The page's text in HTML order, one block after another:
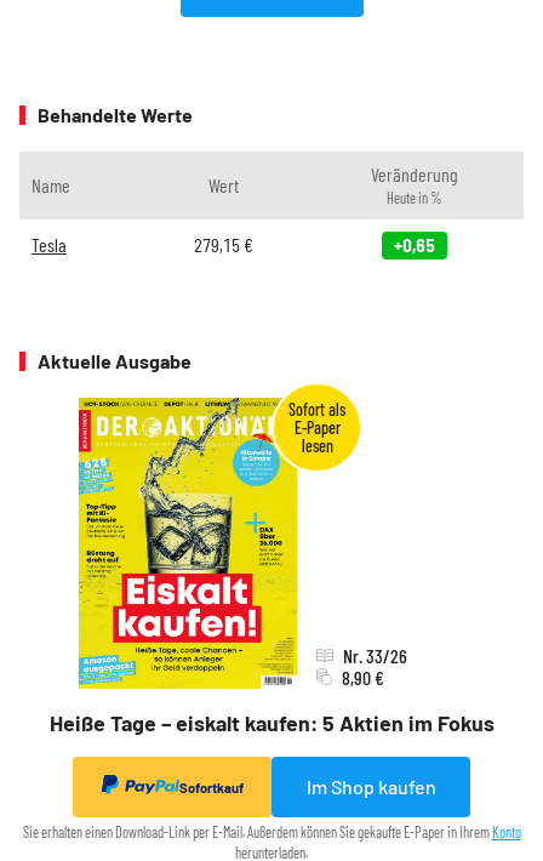
Behandelte Werte
Name Wert Veränderung
Heute in %
Tesla 279,15 € +0,65
Aktuelle Ausgabe
Heiße Tage – eiskalt kaufen: 5 Aktien im Fokus
Nr. 33/26
8,90 €
Sofortkauf Im Shop kaufen
Sie erhalten einen Download-Link per E-Mail. Außerdem können Sie gekaufte E-Paper in Ihrem Konto
herunterladen.